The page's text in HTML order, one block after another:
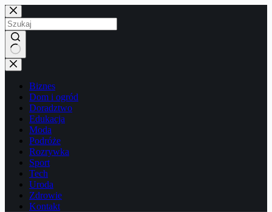
Przejdź
do
treści
Brak
wyników
Biznes
Dom i ogród
Doradztwo
Edukacja
Moda
Podróże
Rozrywka
Sport
Tech
Uroda
Zdrowie
Kontakt